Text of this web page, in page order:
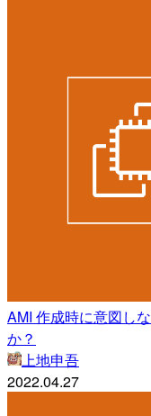
AMI 作成時に意図し
か？
上地申吾
2022.04.27